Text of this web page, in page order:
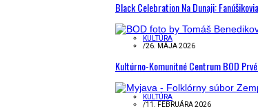
Black Celebration Na Dunaji:
KULTÚRA
/26. MÁJA 2026
Kultúrno-Komunitné Centrum BOD
KULTÚRA
/11. FEBRUÁRA 2026